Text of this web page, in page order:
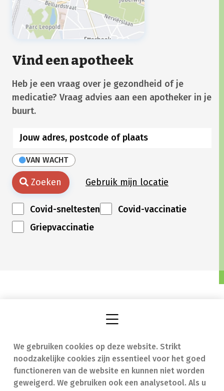
We gebruiken cookies op deze website. Strikt
noodzakelijke cookies zijn essentieel voor het goed
functioneren van de website en kunnen niet worden
geweigerd. We gebruiken ook een analysetool. Als u
Vind een apotheek
Heb je een vraag over je gezondheid of je
medicatie? Vraag advies aan een apotheker in je
buurt.
VAN WACHT
Zoeken Gebruik mijn locatie
Covid-sneltesten
Covid-vaccinatie
Griepvaccinatie
Vind een apotheek
Onze expertise
In geval van nood
Contact